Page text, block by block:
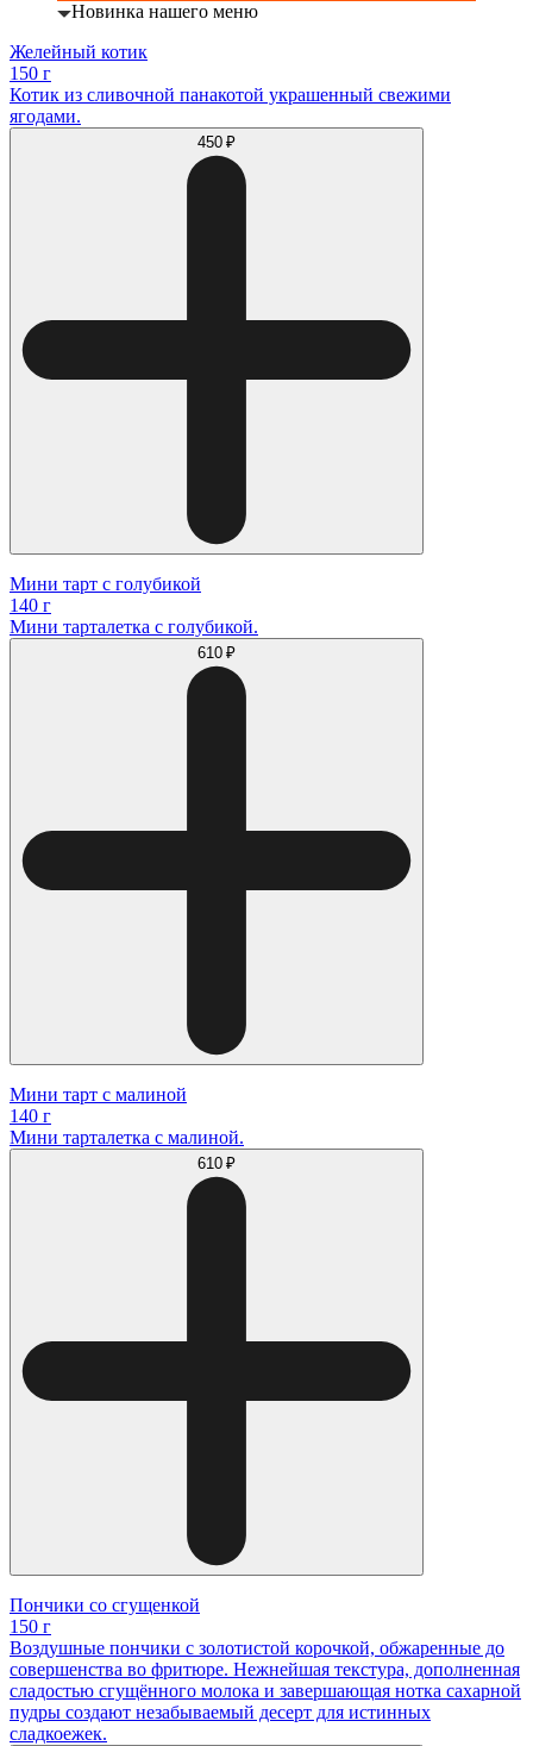
Новинка нашего меню
Желейный котик
150 г
Котик из сливочной панакотой украшенный свежими
ягодами.
450 ₽
Мини тарт с голубикой
140 г
Мини тарталетка с голубикой.
610 ₽
Мини тарт с малиной
140 г
Мини тарталетка с малиной.
610 ₽
Пончики со сгущенкой
150 г
Воздушные пончики с золотистой корочкой, обжаренные до
совершенства во фритюре. Нежнейшая текстура, дополненная
сладостью сгущённого молока и завершающая нотка сахарной
пудры создают незабываемый десерт для истинных
сладкоежек.